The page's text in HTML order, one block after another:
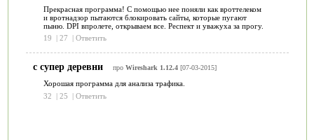
Прекрасная программа! С помощью нее поняли как вроттелеком
и вротнадзор пытаются блокировать сайты, которые пугают
пыню. DPI впролете, открываем все. Респект и уважуха за прогу.
19
| 27 | Ответить
с супер деревни про Wireshark 1.12.4[07-03-2015]
Хорошая программа для анализа трафика.
32
| 25 | Ответить